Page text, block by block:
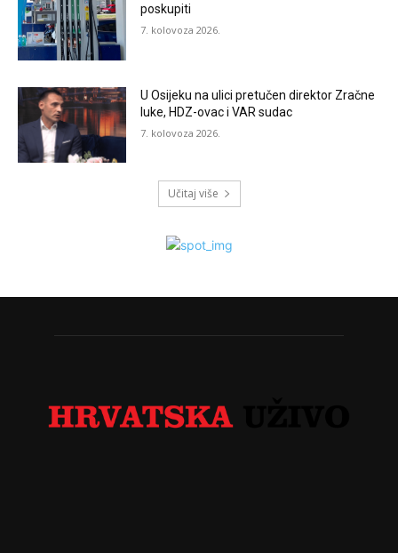
poskupiti
7. kolovoza 2026.
U Osijeku na ulici pretučen direktor Zračne
luke, HDZ-ovac i VAR sudac
7. kolovoza 2026.
Učitaj više